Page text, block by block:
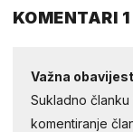
KOMENTARI 1
Važna obavijest
Sukladno članku
komentiranje